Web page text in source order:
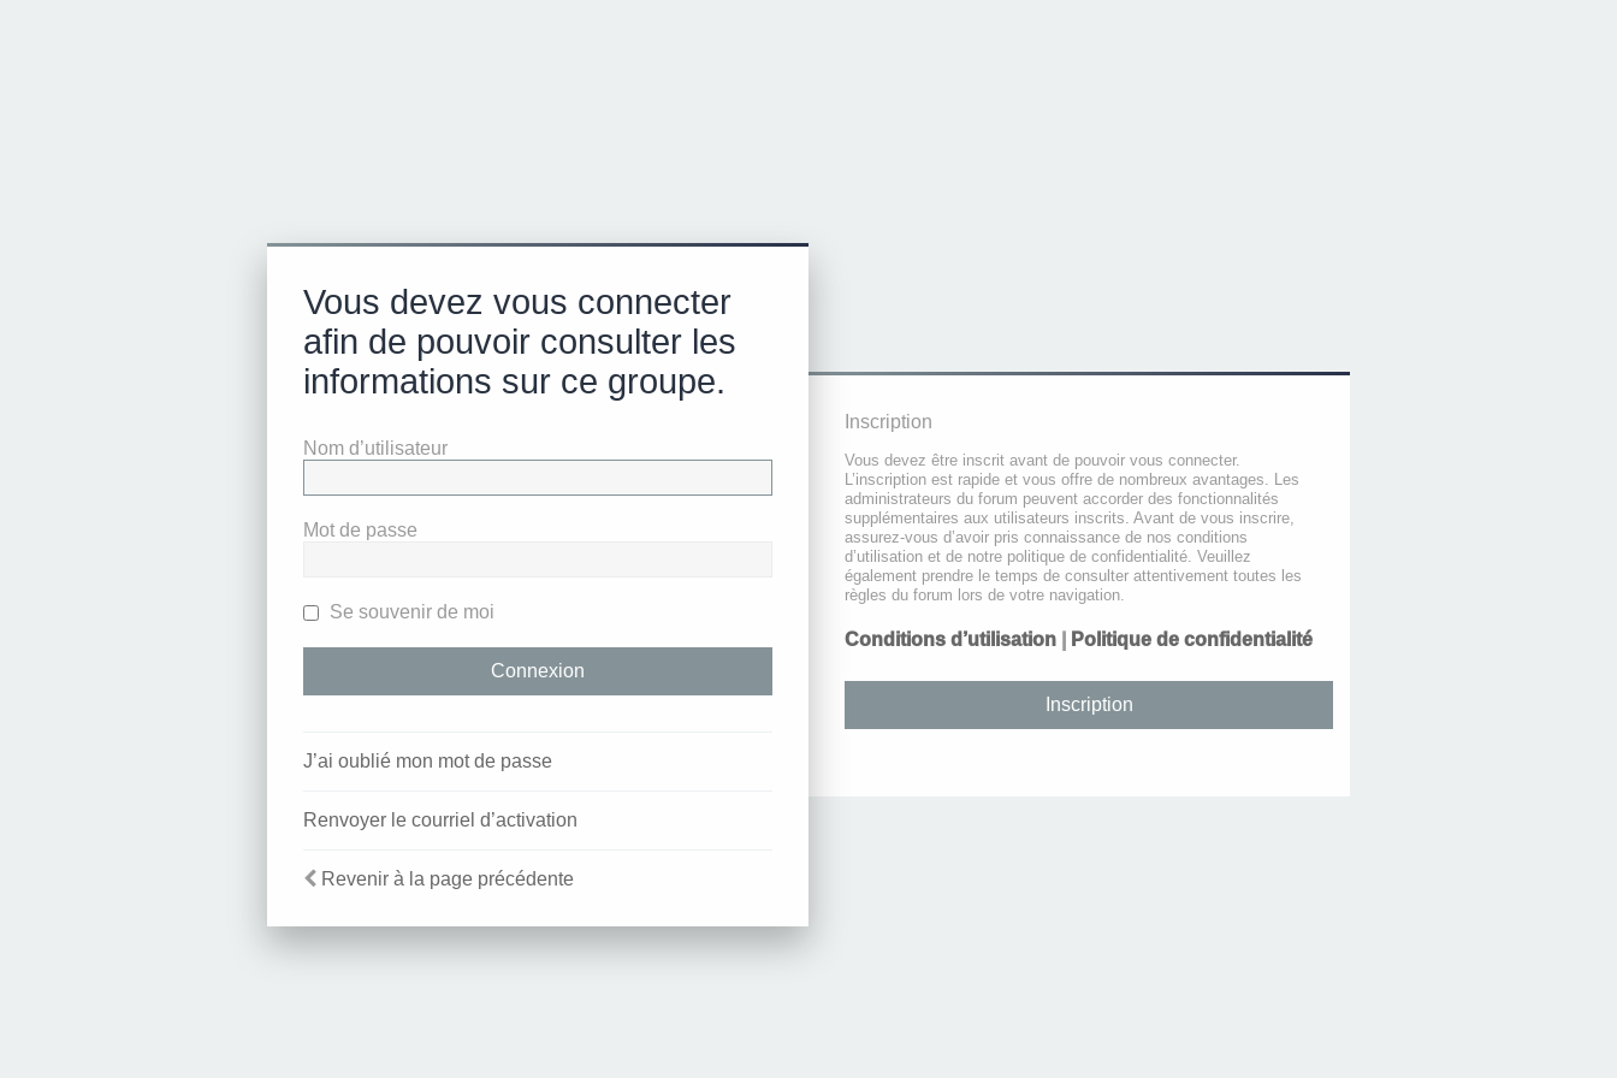
Vous devez vous connecter
afin de pouvoir consulter les
informations sur ce groupe.
Nom d’utilisateur
Mot de passe
Se souvenir de moi
J’ai oublié mon mot de passe
Renvoyer le courriel d’activation
Revenir à la page précédente
Inscription
Vous devez être inscrit avant de pouvoir vous connecter.
L’inscription est rapide et vous offre de nombreux avantages. Les
administrateurs du forum peuvent accorder des fonctionnalités
supplémentaires aux utilisateurs inscrits. Avant de vous inscrire,
assurez-vous d’avoir pris connaissance de nos conditions
d’utilisation et de notre politique de confidentialité. Veuillez
également prendre le temps de consulter attentivement toutes les
règles du forum lors de votre navigation.
Conditions d’utilisation Politique de confidentialité
Inscription